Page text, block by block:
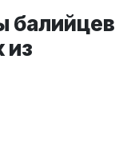
балийцев
из